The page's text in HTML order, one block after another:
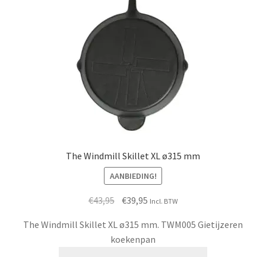
The Windmill Skillet XL ø315 mm
AANBIEDING!
€43,95 Oorspronkelijke
was:
€43,95.
€39,95 Huidige
is:
€39,95.
Incl. BTW
The Windmill Skillet XL ø315 mm. TWM005 Gietijzeren
koekenpan